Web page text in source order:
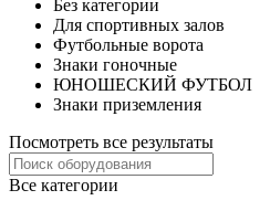
Без категории
Для спортивных залов
Футбольные ворота
Знаки гоночные
ЮНОШЕСКИЙ ФУТБОЛ
Знаки приземления
Посмотреть все результаты
Все категории